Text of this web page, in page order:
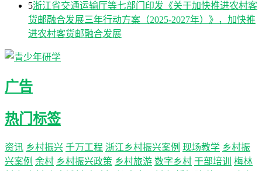
5浙江省交通运输厅等七部门印发《关于加快推进农村客
货邮融合发展三年行动方案（2025-2027年）》，加快推
进农村客货邮融合发展
广告
热门标签
资讯 乡村振兴 千万工程 浙江乡村振兴案例 现场教学 乡村振
兴案例 余村 乡村振兴政策 乡村旅游 数字乡村 干部培训
梅林